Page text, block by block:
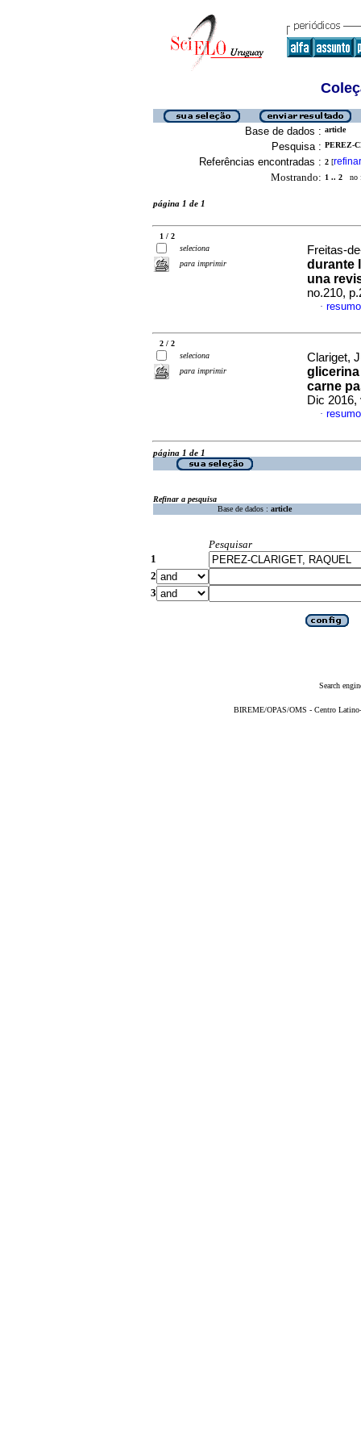
Base de dados : article
Pesquisa : PEREZ-
Referências encontradas : 2 [refinar
Mostrando: 1 .. 2 no
página 1 de 1
1 / 2
seleciona
para imprimir
Freitas-
durante
una
no.210,
·
2 / 2
seleciona
para imprimir
Clariget,
carne
Dic 2016,
·
página 1 de 1
Refinar a pesquisa
Base de dados : article
Pesquisar
1
2
3
Search
BIREME/OPAS/OMS - Centro Latino-